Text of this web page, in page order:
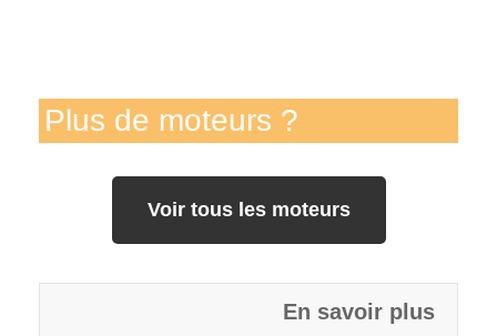
Plus de moteurs ?
Voir tous les moteurs
En savoir plus